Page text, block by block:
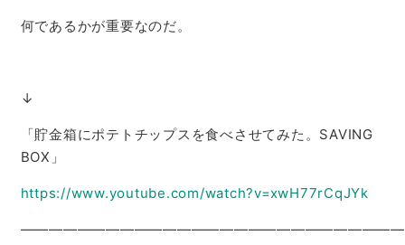
何であるかが重要なのだ。
↓
「貯金箱にポテトチップスを食べさせてみた。SAVING
BOX」
https://www.youtube.com/watch?v=xwH77rCqJYk